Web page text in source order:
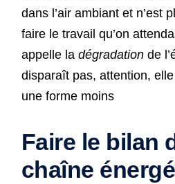
dans l’air ambiant et n’est
faire le travail qu’on
appelle la dégradationde
disparaît pas, attention,
une forme moins
Faire le bilan
chaîne